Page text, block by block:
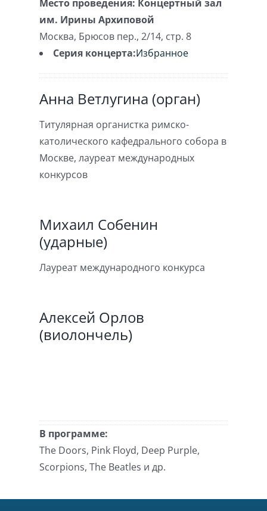
Место проведения: Концертный зал
им. Ирины Архиповой
Москва, Брюсов пер., 2/14, стр. 8
Серия концерта:Избранное
Анна Ветлугина (орган)
Титулярная органистка римско-
католического кафедрального собора в
Москве, лауреат международных
конкурсов
Михаил Собенин
(ударные)
Лауреат международного конкурса
Алексей Орлов
(виолончель)
В программе:
The Doors, Pink Floyd, Deep Purple,
Scorpions, The Beatles и др.